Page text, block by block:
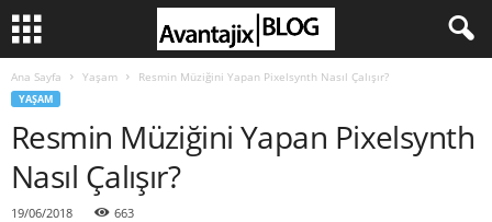
Ana Sayfa Yaşam Resmin Müziğini Yapan Pixelsynth Nasıl Çalışır?
YAŞAM
Resmin Müziğini Yapan Pixelsynth
Nasıl Çalışır?
19/06/2018 663